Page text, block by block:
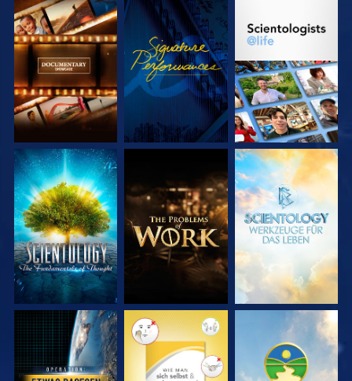
SERIE
ENTDECKEN
ANSEHEN
SERIE
SERIE
ENTDECKEN
SERIE
ENTDECKEN
SERIE
ENTDECKEN
ANSEHEN ANSEHEN ANSEHEN